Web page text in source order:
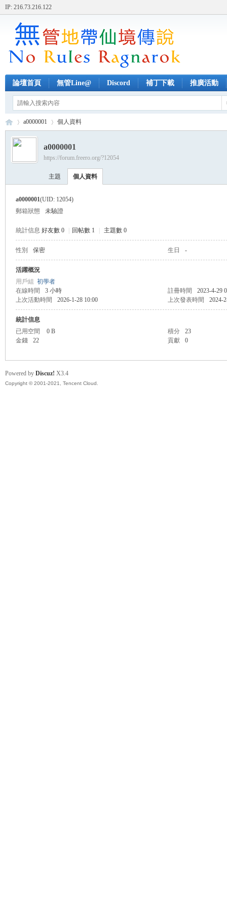
IP: 216.73.216.122
論壇首頁 無管Line@ Discord 補丁下載 推廣活動
›
a0000001 個人資料
a0000001
https://forum.freero.org/?12054
主題 個人資料
a0000001(UID: 12054)
郵箱狀態
未驗證
統計信息 好友數 0 回帖數 1 主題數 0
性別 保密 生日 -
活躍概況
用戶組 初學者
在線時間
3 小時 註冊時間
2023-4-29
上次活動時間
2026-1-28 10:00 上次發表時間 2024-
統計信息
已用空間
0 B 積分
23
金錢
22 貢獻 0
Powered by Discuz! X3.4
Copyright © 2001-2021, Tencent Cloud.